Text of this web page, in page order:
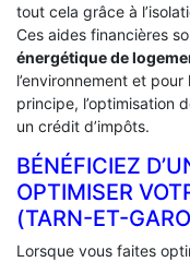
tout cela grâce à
Ces aides financières
énergétique de
l’environnement et
principe, l’optimisation
un crédit d’impôts.
BÉNÉFICIEZ
OPTIMISER
(TARN-ET-
Lorsque vous faites